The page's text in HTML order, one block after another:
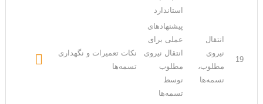
استاندارد
19
انتقال
نیروی
مطلوب،
تسمه‌ها
پیشنهادهای
عملی برای
انتقال نیروی
مطلوب
توسط
تسمه‌ها
نکات تعمیرات و نگهداری
تسمه‌ها
